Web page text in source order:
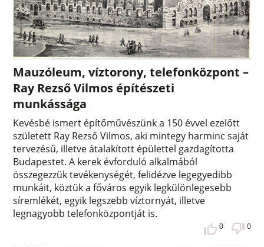
Mauzóleum, víztorony, telefonközpont –
Ray Rezső Vilmos építészeti
munkássága
Kevésbé ismert építőművészünk a 150 évvel ezelőtt
született Ray Rezső Vilmos, aki mintegy harminc saját
tervezésű, illetve átalakított épülettel gazdagította
Budapestet. A kerek évforduló alkalmából
összegezzük tevékenységét, felidézve legegyedibb
munkáit, köztük a főváros egyik legkülönlegesebb
síremlékét, egyik legszebb víztornyát, illetve
legnagyobb telefonközpontját is.
0 0